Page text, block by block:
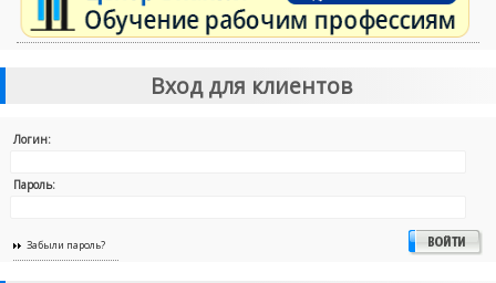
Вход для клиентов
Логин:
Пароль:
Забыли пароль?